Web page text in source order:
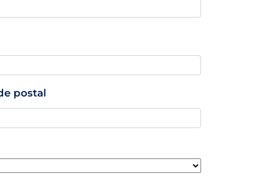
postal